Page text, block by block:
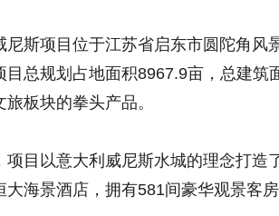
斯项目位于江苏省启东市圆陀角风
总规划占地面积8967.9亩，总建筑
板块的拳头产品。
目以意大利威尼斯水城的理念打造
海景酒店，拥有581间豪华观景客房